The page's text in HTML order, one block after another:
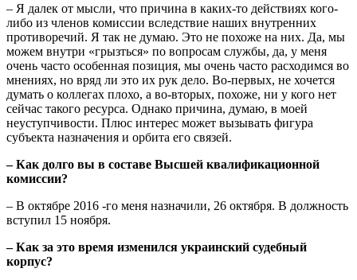
– Я далек от мысли, что причина в каких-то действиях кого-
либо из членов комиссии вследствие наших внутренних
противоречий. Я так не думаю. Это не похоже на них. Да, мы
можем внутри «грызться» по вопросам службы, да, у меня
очень часто особенная позиция, мы очень часто расходимся во
мнениях, но вряд ли это их рук дело. Во-первых, не хочется
думать о коллегах плохо, а во-вторых, похоже, ни у кого нет
сейчас такого ресурса. Однако причина, думаю, в моей
неуступчивости. Плюс интерес может вызывать фигура
субъекта назначения и орбита его связей.
– Как долго вы в составе Высшей квалификационной
комиссии?
– В октябре 2016 -го меня назначили, 26 октября. В должность
вступил 15 ноября.
– Как за это время изменился украинский судебный
корпус?